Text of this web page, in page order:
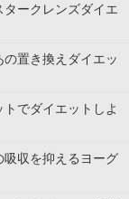
ークレンズダイエ
置き換えダイエッ
でダイエットしよ
収を抑えるヨーグ